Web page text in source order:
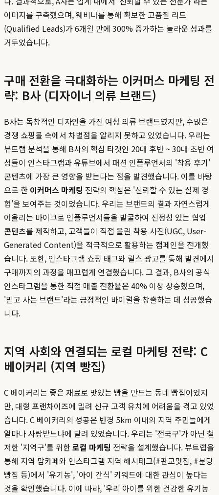
이미지를 구축했으며, 웨비나를 통해 확보한 고품질 리드
(Qualified Leads)가 6개월 만에 300% 증가하는 놀라운 성과를
거두었습니다.
구매 전환을 극대화하는 이커머스 마케팅 전
략: B사 (디자이너 의류 브랜드)
B사는 독창적인 디자인을 가진 여성 의류 브랜드였지만, 수많은
경쟁 쇼핑몰 속에서 차별점을 알리지 못하고 있었습니다. 우리는
뷰트랩 분석을 통해 B사의 핵심 타겟인 20대 후반 ~ 30대 초반 여
성들이 인스타그램과 유튜브에서 패션 인플루언서의 '착용 후기'
콘텐츠에 가장 큰 영향을 받는다는 점을 발견했습니다. 이를 바탕
으로 한 이커머스 마케팅 전략의 핵심은 '신뢰할 수 있는 실제 경
험'을 보여주는 것이었습니다. 우리는 브랜드의 결과 자연스럽게
어울리는 마이크로 인플루언서들을 발굴하여 진정성 있는 협업
콘텐츠를 제작하고, 고객들이 직접 올린 착용 사진(UGC, User-
Generated Content)을 적극적으로 활용하는 캠페인을 전개했
습니다. 또한, 인스타그램 쇼핑 태그와 릴스 광고를 통해 발견에서
구매까지의 과정을 매끄럽게 연결했습니다. 그 결과, B사의 공식
인스타그램을 통한 직접 매출 전환율은 40% 이상 상승했으며,
'믿고 사는 브랜드'라는 긍정적인 바이럴을 창출하는 데 성공했습
니다.
지역 사회와 연결되는 로컬 마케팅 전략: C
베이커리 (지역 빵집)
C 베이커리는 좋은 재료로 맛있는 빵을 만드는 동네 빵집이었지
만, 대형 프랜차이즈에 밀려 신규 고객 유치에 어려움을 겪고 있었
습니다. C 베이커리의 성공은 반경 5km 이내의 지역 주민들에게
얼마나 사랑받느냐에 달려 있었습니다. 우리는 '전국구'가 아닌 철
저한 '지역구'를 위한로컬 마케팅 전략을 설계했습니다. 뷰트랩을
통해 지역 맘카페와 인스타그램 지역 해시태그(#판교맛집, #분당
빵집 등)에서 '유기농', '아이 간식' 키워드에 대한 관심이 높다는
것을 확인했습니다. 이에 따라, '우리 아이를 위한 건강한 유기농